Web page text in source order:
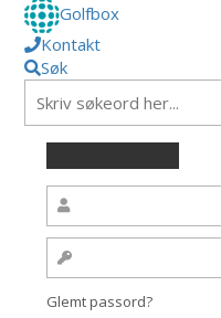
Golfbox
Kontakt
Søk
Glemt passord?